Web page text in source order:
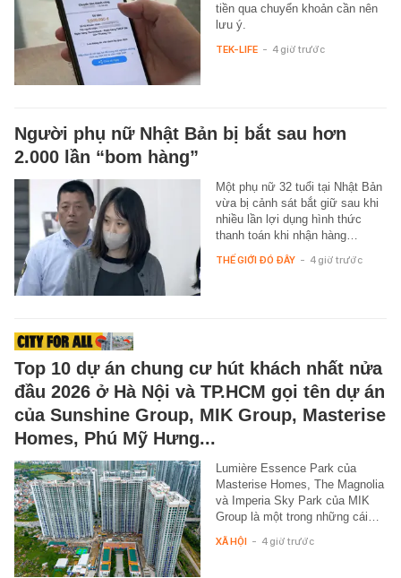
tiền qua chuyển khoản cần nên
lưu ý.
TEK-LIFE - 4 giờ trước
Người phụ nữ Nhật Bản bị bắt sau hơn
2.000 lần “bom hàng”
Một phụ nữ 32 tuổi tại Nhật Bản
vừa bị cảnh sát bắt giữ sau khi
nhiều lần lợi dụng hình thức
thanh toán khi nhận hàng…
THẾ GIỚI ĐÓ ĐÂY - 4 giờ trước
Top 10 dự án chung cư hút khách nhất nửa
đầu 2026 ở Hà Nội và TP.HCM gọi tên dự án
của Sunshine Group, MIK Group, Masterise
Homes, Phú Mỹ Hưng...
Lumière Essence Park của
Masterise Homes, The Magnolia
và Imperia Sky Park của MIK
Group là một trong những cái…
XÃ HỘI - 4 giờ trước